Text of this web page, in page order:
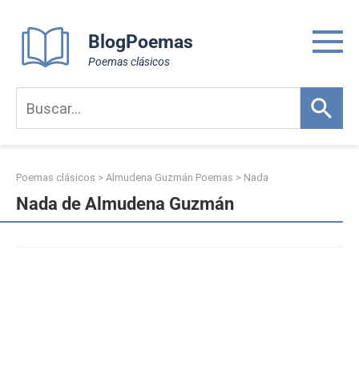
content
BlogPoemas
Poemas clásicos
Poemas clásicos > Almudena Guzmán Poemas > Nada
Nada de Almudena Guzmán